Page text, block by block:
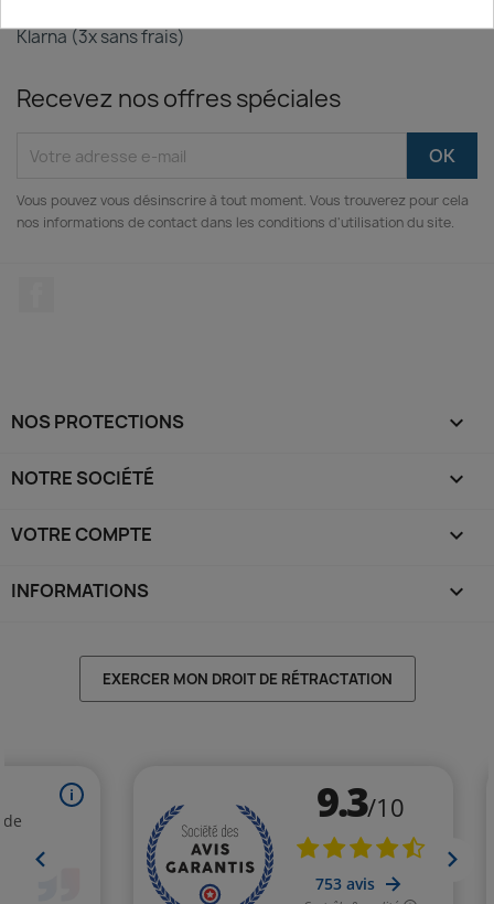
Klarna (3x sans frais)
Recevez nos offres spéciales
Vous pouvez vous désinscrire à tout moment. Vous trouverez pour cela
nos informations de contact dans les conditions d'utilisation du site.
NOS PROTECTIONS 
NOTRE SOCIÉTÉ 
VOTRE COMPTE 
INFORMATIONS keyboard_arrow_down
EXERCER MON DROIT DE RÉTRACTATION